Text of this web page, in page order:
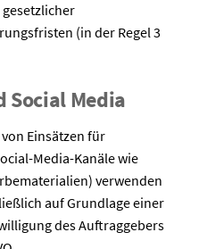
(in der Regel 3
Media
Einsätzen für
Media-Kanäle wie
verwenden
auf Grundlage einer
des Auftraggebers